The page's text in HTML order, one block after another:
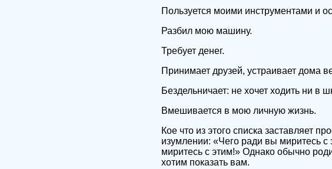
Пользуется моими инструментами и
Разбил мою машину.
Требует денег.
Принимает друзей, устраивает дома
Бездельничает: не хочет ходить ни в
Вмешивается в мою личную жизнь.
Кое что из этого списка заставляет
изумлении: «Чего ради вы миритесь
миритесь с этим!» Однако обычно
хотим показать вам.